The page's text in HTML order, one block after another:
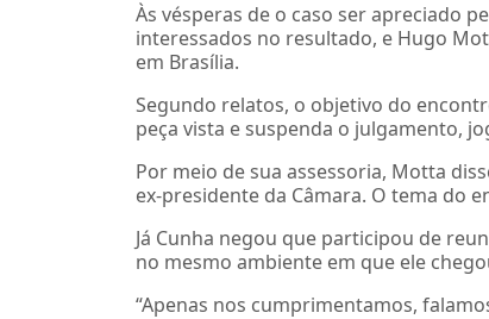
Às vésperas de o caso ser apreciado
interessados no resultado, e Hugo
em Brasília.
Segundo relatos, o objetivo do
peça vista e suspenda o julgamento,
Por meio de sua assessoria, Motta
ex-presidente da Câmara. O tema do
Já Cunha negou que participou de
no mesmo ambiente em que ele
“Apenas nos cumprimentamos,